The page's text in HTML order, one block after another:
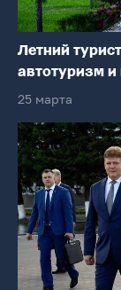
Летний
автотуризм и
25 марта